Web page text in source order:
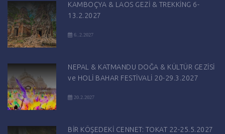
KAMBOÇYA & LAOS GEZİ & TREKKİNG 6-
13.2.2027
6..2.2027
NEPAL & KATMANDU DOĞA & KÜLTÜR GEZİSİ
ve HOLİ BAHAR FESTİVALİ 20-29.3.2027
20.2.2027
BİR KÖŞEDEKİ CENNET: TOKAT 22-25.5.2027